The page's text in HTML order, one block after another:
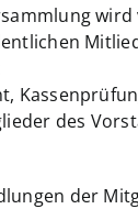
des
der